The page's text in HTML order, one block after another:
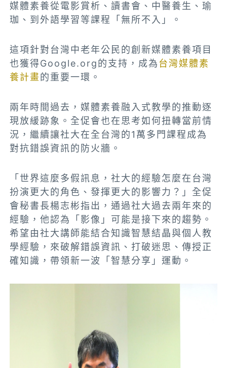
媒體素養從電影賞析、讀書會、中醫養生、瑜
珈、到外語學習等課程「無所不入」。
這項針對台灣中老年公民的創新媒體素養項目
也獲得Google.org的支持，成為 台灣媒體素
養計畫的重要一環。
兩年時間過去，媒體素養融入式教學的推動逐
現放緩跡象。全促會也在思考如何扭轉當前情
況，繼續讓社大在全台灣的1萬多門課程成為
對抗錯誤資訊的防火牆。
「世界這麼多假訊息，社大的經驗怎麼在台灣
扮演更大的角色、發揮更大的影響力？」全促
會秘書長楊志彬指出，通過社大過去兩年來的
經驗，他認為「影像」可能是接下來的趨勢。
希望由社大講師能結合知識智慧結晶與個人教
學經驗，來破解錯誤資訊、打破迷思、傳授正
確知識，帶領新一波「智慧分享」運動。